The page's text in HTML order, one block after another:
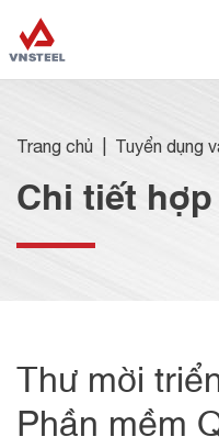
Trang chủ Tuyển dụng
Chi tiết
Thư mời
Phần mềm